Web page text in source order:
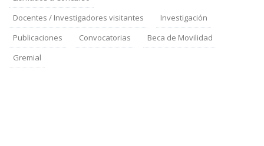
Docentes / Investigadores visitantes
Investigación
Publicaciones
Convocatorias
Beca de Movilidad
Gremial